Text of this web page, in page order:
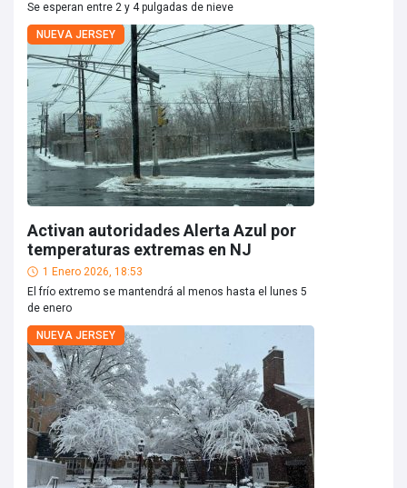
Se esperan entre 2 y 4 pulgadas de nieve
NUEVA JERSEY
Activan autoridades Alerta Azul por
temperaturas extremas en NJ
1 Enero 2026, 18:53
El frío extremo se mantendrá al menos hasta el lunes 5
de enero
NUEVA JERSEY